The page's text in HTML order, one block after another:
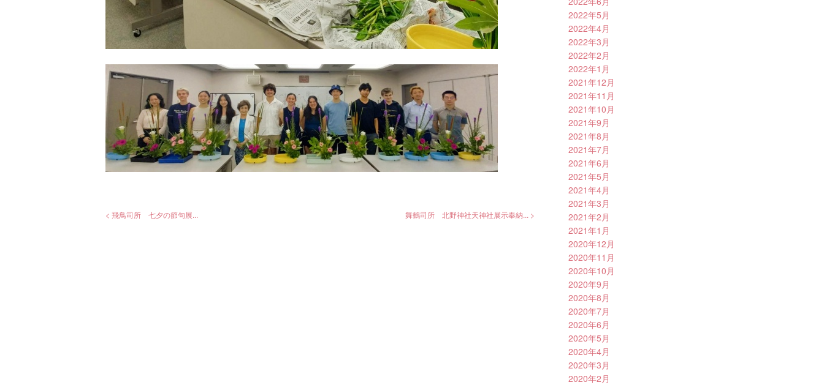
< 飛鳥司所 七夕の節句展... 舞鶴司所 北野神社天神社展示奉納... >
2022年5月
2022年4月
2022年3月
2022年2月
2022年1月
2021年12月
2021年11月
2021年10月
2021年9月
2021年8月
2021年7月
2021年6月
2021年5月
2021年4月
2021年3月
2021年2月
2021年1月
2020年12月
2020年11月
2020年10月
2020年9月
2020年8月
2020年7月
2020年6月
2020年5月
2020年4月
2020年3月
2020年2月